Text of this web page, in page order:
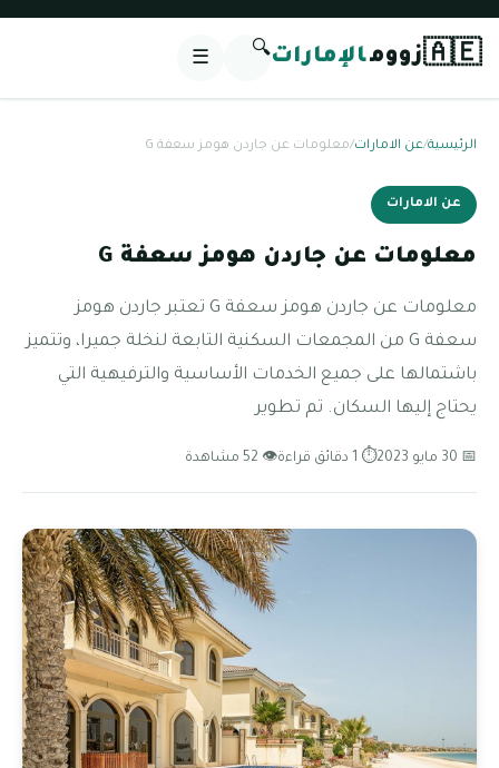
🇦🇪زوومالإمارات🔍
☰
الرئيسية/عن الامارات/معلومات عن جاردن هومز سعفة G
عن الامارات
معلومات عن جاردن هومز سعفة G
معلومات عن جاردن هومز سعفة G تعتبر جاردن هومز
سعفة G من المجمعات السكنية التابعة لنخلة جميرا، وتتميز
باشتمالها على جميع الخدمات الأساسية والترفيهية التي
يحتاج إليها السكان. تم تطوير
📅 30 مايو 2023 ⏱ 1 دقائق قراءة 👁 52 مشاهدة